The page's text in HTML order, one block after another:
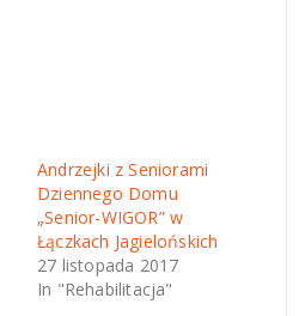
Andrzejki z Seniorami
Dziennego Domu
„Senior-WIGOR” w
Łączkach Jagielońskich
27 listopada 2017
In "Rehabilitacja"